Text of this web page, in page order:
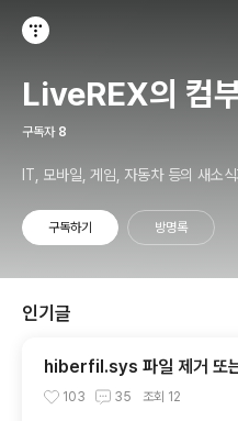
LiveREX의 컴
구독자 8
IT, 모바일, 게임, 자동차 등의 새소
구독하기 방명록
인기글
hiberfil.sys 파일 제거 또는
103 35 조회 12